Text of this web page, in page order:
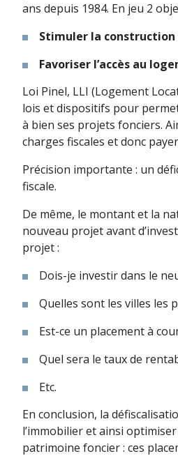
ans depuis 1984. En jeu 2
Stimuler la
Favoriser l’accès au
Loi Pinel, LLI (Logement
lois et dispositifs pour
à bien ses projets fonciers.
charges fiscales et donc
Précision importante : un
fiscale.
De même, le montant et la
nouveau projet avant
projet :
Dois-je investir dans le
Quelles sont les villes les
Est-ce un placement à
Quel sera le taux de
Etc.
En conclusion, la
l’immobilier et ainsi
patrimoine foncier : ces